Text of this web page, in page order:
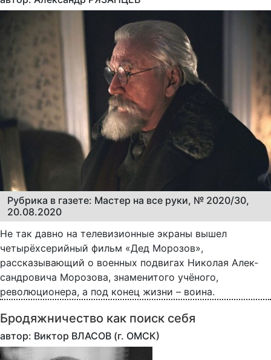
Рубрика в газете: Мастер на все руки, № 2020/30,
20.08.2020
Не так давно на телевизионные экраны вышел
четырёхсерийный фильм «Дед Морозов»,
рассказывающий о военных подвигах Николая Алек-
сандровича Морозова, знаменитого учёного,
революционера, а под конец жизни – воина.
Бродяжничество как поиск себя
автор: Виктор ВЛАСОВ (г. ОМСК)